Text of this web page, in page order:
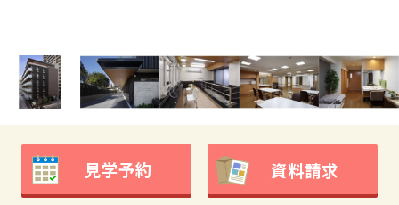
見学予約 資料請求